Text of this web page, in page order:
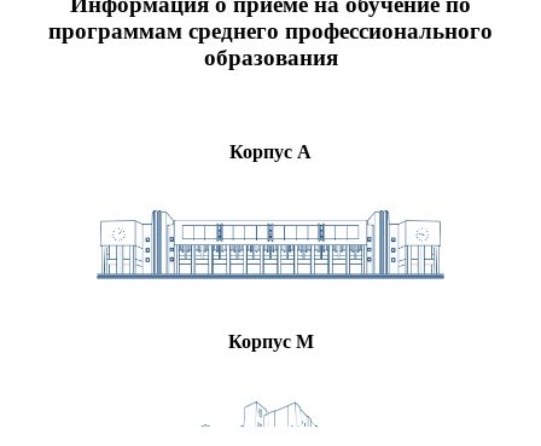
программам среднего профессионального
образования
Корпус А
Корпус М